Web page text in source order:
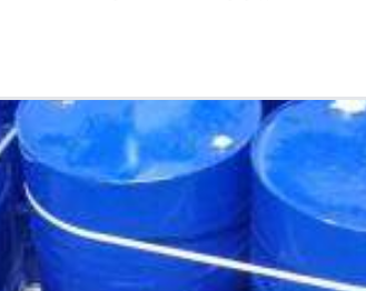
Однокомпонентный Вес: 30 кг и более